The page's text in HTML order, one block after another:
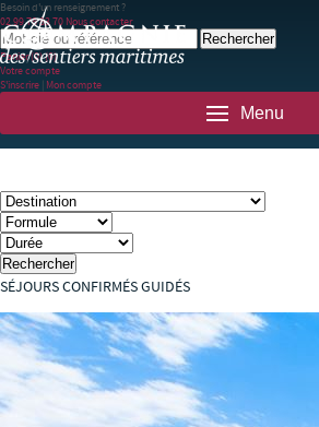
Besoin d'un renseignement ?
02 99 78 83 70 Nous contacter
Panier(0)(0)
Votre compte
S'inscrire | Mon compte
Menu
SÉJOURS CONFIRMÉS GUIDÉS